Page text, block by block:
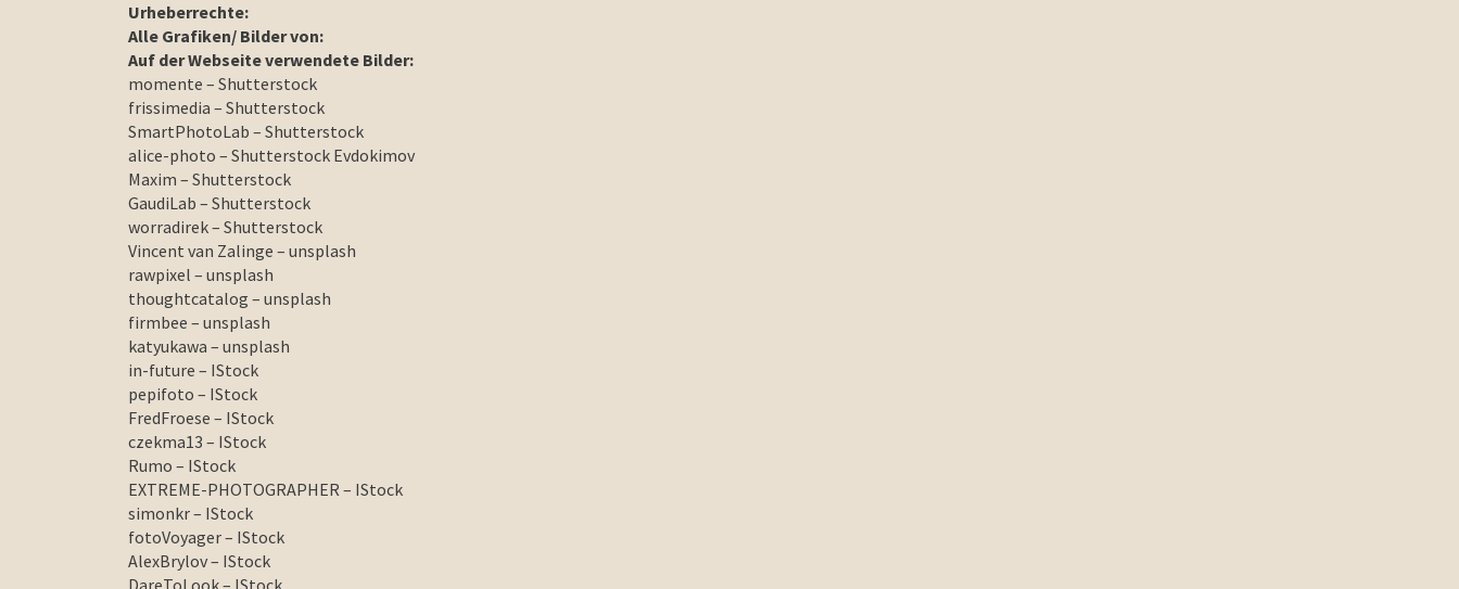
Urheberrechte:
Alle Grafiken/ Bilder von:
Auf der Webseite verwendete Bilder:
momente – Shutterstock
frissimedia – Shutterstock
SmartPhotoLab – Shutterstock
alice-photo – Shutterstock Evdokimov
Maxim – Shutterstock
GaudiLab – Shutterstock
worradirek – Shutterstock
Vincent van Zalinge – unsplash
rawpixel – unsplash
thoughtcatalog – unsplash
firmbee – unsplash
katyukawa – unsplash
in-future – IStock
pepifoto – IStock
FredFroese – IStock
czekma13 – IStock
Rumo – IStock
EXTREME-PHOTOGRAPHER – IStock
simonkr – IStock
fotoVoyager – IStock
AlexBrylov – IStock